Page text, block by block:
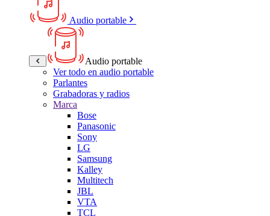
Audio portable
Audio portable
Ver todo en audio portable
Parlantes
Grabadoras y radios
Marca
Bose
Panasonic
Sony
LG
Samsung
Kalley
Multitech
JBL
VTA
TCL